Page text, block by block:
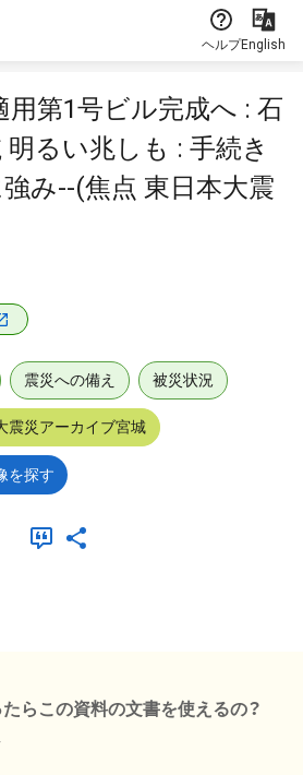
ヘルプEnglish
用第1号ビル完成へ : 石
明るい兆しも : 手続き
強み--(焦点 東日本大震
震災への備え 被災状況
震災アーカイブ宮城
を探す
らこの資料の文書を使えるの？